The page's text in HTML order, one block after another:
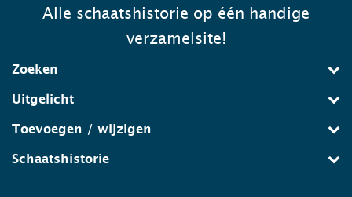
Alle schaatshistorie op één handige
verzamelsite!
Zoeken
Uitgelicht
Toevoegen / wijzigen
Schaatshistorie